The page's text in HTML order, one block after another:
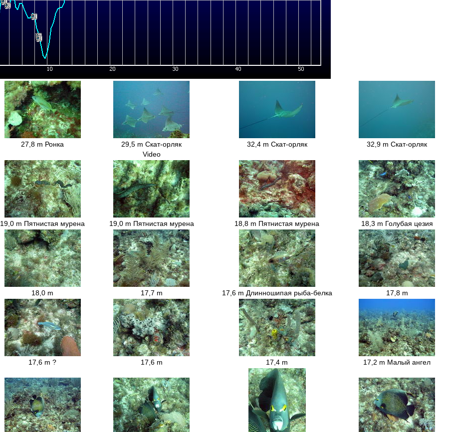
27,8 m Ронка 29,5 m Скат-орляк 32,4 m Скат-орляк
32,9 m Скат-орляк
Video
19,0 m Пятнистая мурена 19,0 m Пятнистая мурена 18,8 m Пятнистая мурена 18,3 m Голубая цезия
18,0 m 17,7 m 17,6 m Длинношипая рыба-белка 17,8 m
17,6 m ? 17,6 m 17,4 m 17,2 m Малый ангел